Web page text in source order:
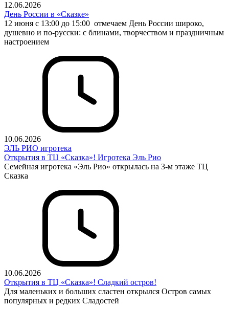
12.06.2026
День России в «Сказке»
12 июня с 13:00 до 15:00 отмечаем День России широко,
душевно и по-русски: с блинами, творчеством и праздничным
настроением
10.06.2026
ЭЛЬ РИО игротека
Открытия в ТЦ «Сказка»! Игротека Эль Рио
Семейная игротека «Эль Рио» открылась на 3-м этаже ТЦ
Сказка
10.06.2026
Открытия в ТЦ «Сказка»! Сладкий остров!
Для маленьких и больших сластен открылся Остров самых
популярных и редких Сладостей